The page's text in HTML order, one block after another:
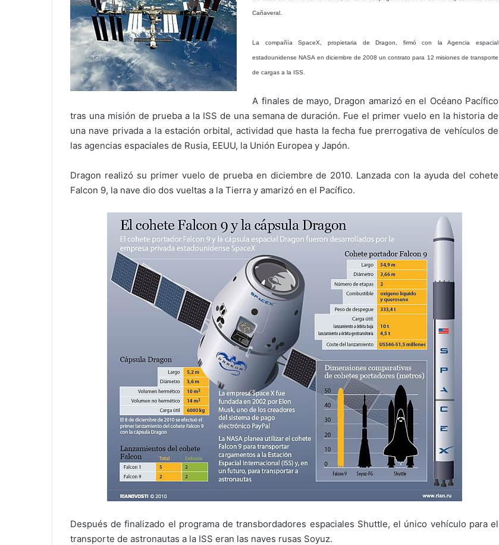
Cañaveral.
La compañía SpaceX, propietaria de Dragon, firmó con la Agencia espacial
estadounidense NASA en diciembre de 2008 un contrato para 12 misiones de transporte
de cargas a la ISS.
A finales de mayo, Dragon amarizó en el Océano Pacífico
tras una misión de prueba a la ISS de una semana de duración. Fue el primer vuelo en la historia de
una nave privada a la estación orbital, actividad que hasta la fecha fue prerrogativa de vehículos de
las agencias espaciales de Rusia, EEUU, la Unión Europea y Japón.
Dragon realizó su primer vuelo de prueba en diciembre de 2010. Lanzada con la ayuda del cohete
Falcon 9, la nave dio dos vueltas a la Tierra y amarizó en el Pacífico.
Después de finalizado el programa de transbordadores espaciales Shuttle, el único vehículo para el
transporte de astronautas a la ISS eran las naves rusas Soyuz.